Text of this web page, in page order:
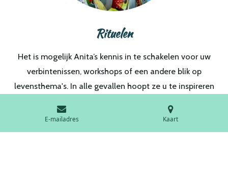
Rituelen
Het is mogelijk Anita’s kennis in te schakelen voor uw
verbintenissen, workshops of een andere blik op
levensthema's. In alle gevallen hoopt ze u te inspireren
E-mailadres Kaart